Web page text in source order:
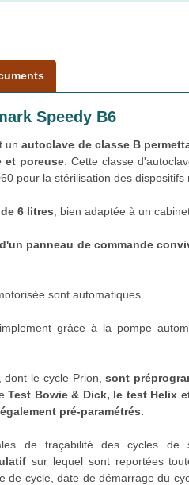
Speedy B6
unautoclave de classe B
et poreuse. Cette classe
pour la stérilisation des dispositifs
6 litres , bien adaptée à un
panneau de commande
sont automatiques.
grâce à la pompe
, dont le cycle Prion,sont
Test Bowie & Dick, le test Helix
pré-paramétrés.
de traçabilité des cycles de
sur lequel sont reportées
de cycle, date de démarrage du